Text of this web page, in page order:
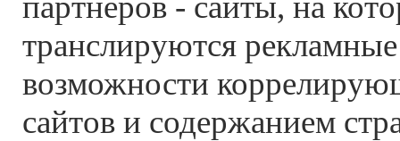
транслируются
возможности
сайтов и содержанием